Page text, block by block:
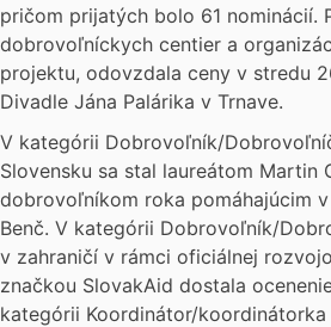
pričom prijatých bolo 61 nominácií.
dobrovoľníckych centier a
projektu, odovzdala ceny v stredu
Divadle Jána Palárika v Trnave.
V kategórii Dobrovoľník/
Slovensku sa stal laureátom Martin
dobrovoľníkom roka pomáhajúcim
Benč. V kategórii Dobrovoľník/
v zahraničí v rámci oficiálnej
značkou SlovakAid dostala
kategórii Koordinátor/